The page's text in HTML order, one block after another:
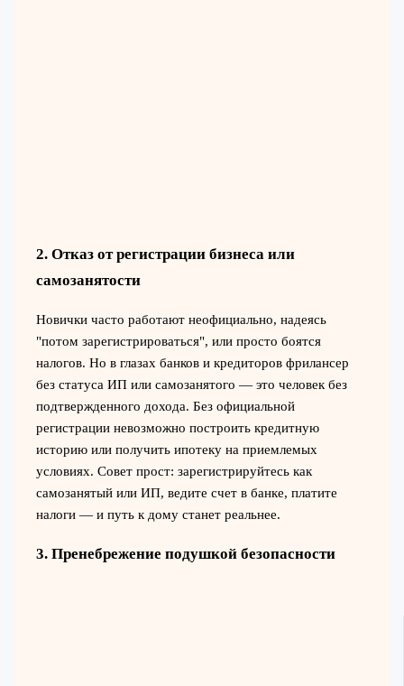
2. Отказ от регистрации бизнеса или
самозанятости
Новички часто работают неофициально, надеясь
"потом зарегистрироваться", или просто боятся
налогов. Но в глазах банков и кредиторов фрилансер
без статуса ИП или самозанятого — это человек без
подтвержденного дохода. Без официальной
регистрации невозможно построить кредитную
историю или получить ипотеку на приемлемых
условиях. Совет прост: зарегистрируйтесь как
самозанятый или ИП, ведите счет в банке, платите
налоги — и путь к дому станет реальнее.
3. Пренебрежение подушкой безопасности